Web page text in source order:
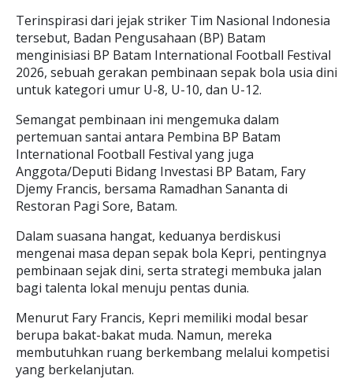
Terinspirasi dari jejak striker Tim Nasional Indonesia
tersebut, Badan Pengusahaan (BP) Batam
menginisiasi BP Batam International Football Festival
2026, sebuah gerakan pembinaan sepak bola usia dini
untuk kategori umur U-8, U-10, dan U-12.
Semangat pembinaan ini mengemuka dalam
pertemuan santai antara Pembina BP Batam
International Football Festival yang juga
Anggota/Deputi Bidang Investasi BP Batam, Fary
Djemy Francis, bersama Ramadhan Sananta di
Restoran Pagi Sore, Batam.
Dalam suasana hangat, keduanya berdiskusi
mengenai masa depan sepak bola Kepri, pentingnya
pembinaan sejak dini, serta strategi membuka jalan
bagi talenta lokal menuju pentas dunia.
Menurut Fary Francis, Kepri memiliki modal besar
berupa bakat-bakat muda. Namun, mereka
membutuhkan ruang berkembang melalui kompetisi
yang berkelanjutan.